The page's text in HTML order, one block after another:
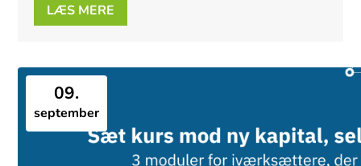
LÆS MERE
09.
september